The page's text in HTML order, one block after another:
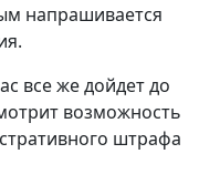
напрашивается
все же дойдет до
возможность
штрафа